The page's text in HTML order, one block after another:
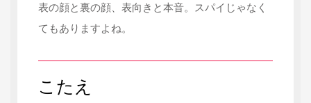
表の顔と裏の顔、表向きと本音。スパイじゃなく
てもありますよね。
こたえ